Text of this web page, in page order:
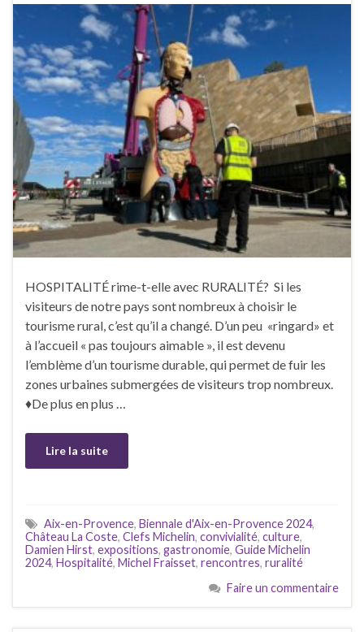
HOSPITALITÉ rime-t-elle avec RURALITÉ? Si les
visiteurs de notre pays sont nombreux à choisir le
tourisme rural, c’est qu’il a changé. D’un peu «ringard» et
à l’accueil « pas toujours aimable », il est devenu
l’emblème d’un tourisme durable, qui permet de fuir les
zones urbaines submergées de visiteurs trop nombreux.
♦De plus en plus …
Lire la suite
Aix-en-Provence, Biennale d'Aix-en-Provence 2024,
Château La Coste, Clefs Michelin, convivialité, culture,
Damien Hirst, expositions, gastronomie, Guide Michelin
2024, Hospitalité, Michel Fraisset, rencontres, ruralité
Faire un commentaire